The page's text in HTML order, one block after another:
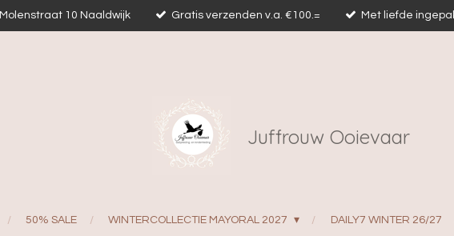
Molenstraat 10 Naaldwijk Gratis verzenden v.a. €100.= Met liefde
Juffrouw Ooievaar
50% SALE WINTERCOLLECTIE MAYORAL 2027 DAILY7 WINTER 26/27